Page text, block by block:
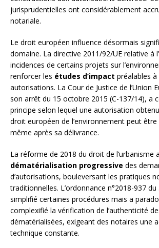
jurisprudentielles ont considérablement
notariale.
Le droit européen influence désormais
domaine. La directive 2011/92/UE relative à
incidences de certains projets sur
renforcer les études d’impact préalables
autorisations. La Cour de Justice de l’Union
son arrêt du 15 octobre 2015 (C-137/14), a
principe selon lequel une autorisation
droit européen de l’environnement peut
même après sa délivrance.
La réforme de 2018 du droit de l’urbanisme
dématérialisation progressive des
d’autorisations, bouleversant les pratiques
traditionnelles. L’ordonnance n°2018-937
simplifié certaines procédures mais a
complexifié la vérification de l’authenticité
dématérialisées, exigeant des notaires une
technique constante.